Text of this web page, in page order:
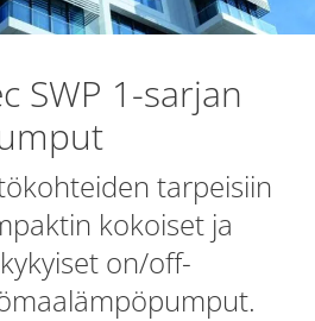
SWP 1-sarjan
tarpeisiin
kokoiset ja
on/off-